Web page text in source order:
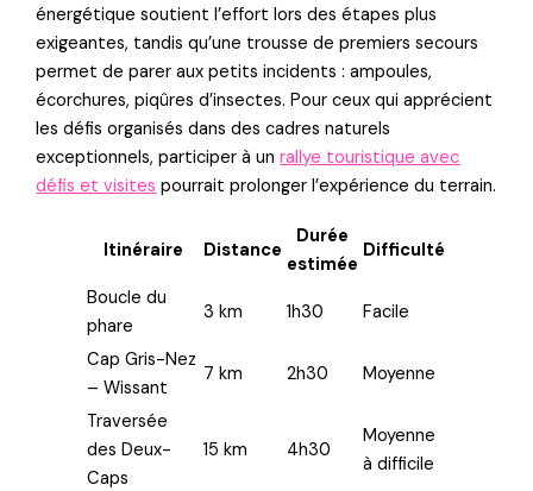
énergétique soutient l’effort lors des étapes plus
exigeantes, tandis qu’une trousse de premiers secours
permet de parer aux petits incidents : ampoules,
écorchures, piqûres d’insectes. Pour ceux qui apprécient
les défis organisés dans des cadres naturels
exceptionnels, participer à unrallye touristique avec
défis et visites pourrait prolonger l’expérience du terrain.
Itinéraire Distance
Durée
estimée
Difficulté
Boucle du
phare
3 km 1h30 Facile
Cap Gris-Nez
– Wissant
7 km 2h30 Moyenne
Traversée
des Deux-
Caps
15 km 4h30
Moyenne
à difficile